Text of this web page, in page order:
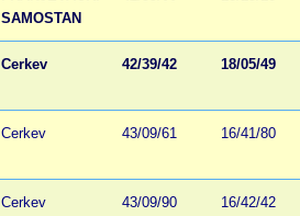
SAMOSTAN
Cerkev 42/39/42 18/05/49
Cerkev 43/09/61 16/41/80
Cerkev 43/09/90 16/42/42